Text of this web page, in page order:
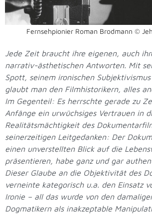
Fernsehpionier Roman Brodmann ©
Jede Zeit braucht ihre eigenen, auch
narrativ-ästhetischen Antworten. Mit
Spott, seinem ironischen
glaubt man den Filmhistorikern, alles
Im Gegenteil: Es herrschte gerade zu
Anfänge ein urwüchsiges Vertrauen in
Realitätsmächtigkeit des
seinerzeitigen Leitgedanken: Der
einen unverstellten Blick auf die
präsentieren, habe ganz und gar
Dieser Glaube an die Objektivität des
verneinte kategorisch u.a. den Einsatz
Ironie – all das wurde von den
Dogmatikern als inakzeptable